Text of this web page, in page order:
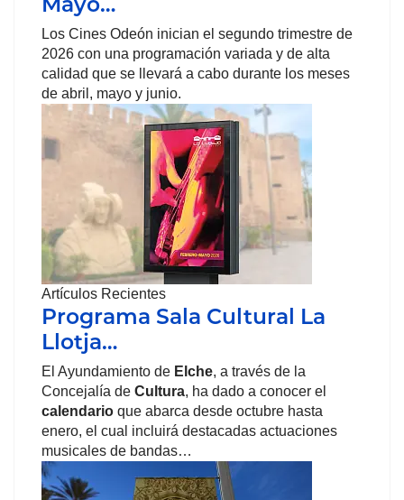
Los Cines Odeón inician el segundo trimestre de
2026 con una programación variada y de alta
calidad que se llevará a cabo durante los meses
de abril, mayo y junio.
Artículos Recientes
Programa Sala Cultural La
Llotja…
El Ayundamiento de Elche, a través de la
Concejalía de Cultura, ha dado a conocer el
calendario que abarca desde octubre hasta
enero, el cual incluirá destacadas actuaciones
musicales de bandas…